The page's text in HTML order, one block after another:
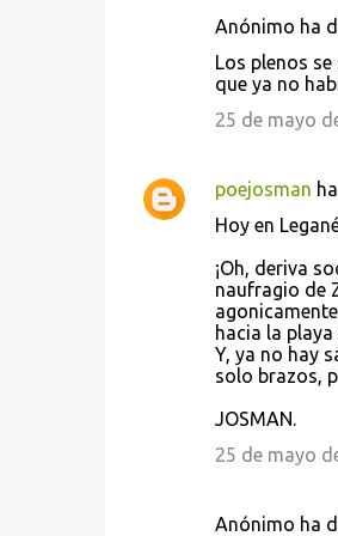
Anónimo ha
Los plenos
que ya no
25 de mayo
poejosman
Hoy en
¡Oh, deriva
naufragio de
hacia la
Y, ya no hay
solo brazos,
JOSMAN.
25 de mayo
Anónimo ha